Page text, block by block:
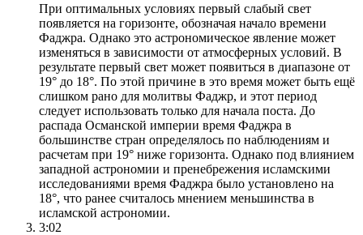
При оптимальных условиях первый слабый свет
появляется на горизонте, обозначая начало времени
Фаджра. Однако это астрономическое явление может
изменяться в зависимости от атмосферных условий. В
результате первый свет может появиться в диапазоне от
19° до 18°. По этой причине в это время может быть ещё
слишком рано для молитвы Фаджр, и этот период
следует использовать только для начала поста. До
распада Османской империи время Фаджра в
большинстве стран определялось по наблюдениям и
расчетам при 19° ниже горизонта. Однако под влиянием
западной астрономии и пренебрежения исламскими
исследованиями время Фаджра было установлено на
18°, что ранее считалось мнением меньшинства в
исламской астрономии.
3:02